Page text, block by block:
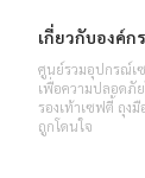
เกี่ยวกับองค์กร
ศูนย์รวมอุปกรณ์เ
เพื่อความปลอดภั
รองเท้าเซฟตี้ ถุง
ถูกโดนใจ